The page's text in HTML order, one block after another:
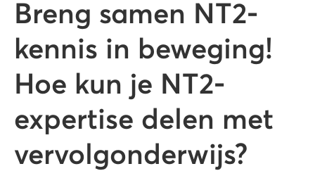
Breng samen NT2-
kennis in beweging!
Hoe kun je NT2-
expertise delen met
vervolgonderwijs?